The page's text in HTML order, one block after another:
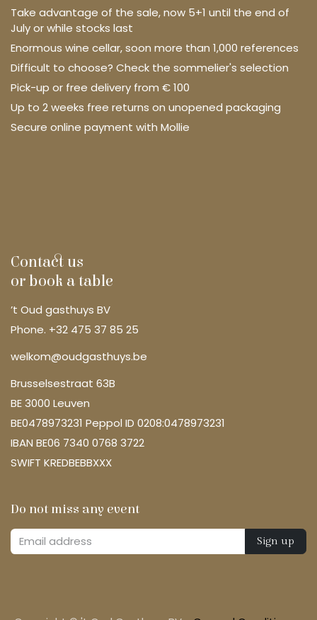
Take advantage of the sale, now 5+1 until the end of
July or while stocks last
Enormous wine cellar, soon more than 1,000 references
Difficult to choose? Check the sommelier's selection
Pick-up or free delivery from € 100
Up to 2 weeks free returns on unopened packaging
Secure online payment with Mollie
Contact us
or book a table
’t Oud gasthuys BV
Phone. +32 475 37 85 25
welkom@oudgasthuys.be
Brusselsestraat 63B
BE 3000 Leuven
BE0478973231 Peppol ID 0208:0478973231
IBAN BE06 7340 0768 3722
SWIFT KREDBEBBXXX
Do not miss any event
Sign up